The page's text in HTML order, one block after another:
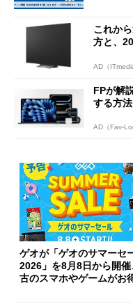
これか
方と、
AD（
FPが解
する方
AD（Fav-
ゲオが「ゲオのサマーセ
2026」を8月8日から開催
古のスマホやゲームがお